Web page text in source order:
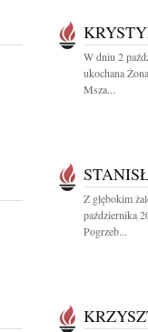
W dniu 2
ukochana
Msza...
Z głębokim
października
Pogrzeb...